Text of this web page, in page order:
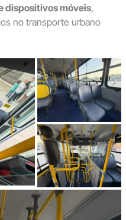
dispositivos móveis,
no transporte urbano